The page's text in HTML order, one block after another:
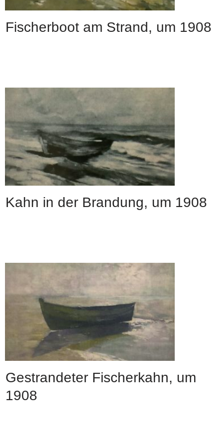
Fischerboot am Strand, um 1908
Kahn in der Brandung, um 1908
Gestrandeter Fischerkahn, um
1908